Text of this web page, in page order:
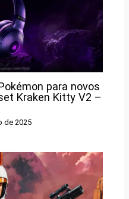
para novos
Kraken Kitty V2 –
de 2025